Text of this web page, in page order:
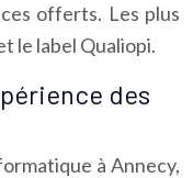
offerts. Les plus
le label Qualiopi.
des
à Annecy,